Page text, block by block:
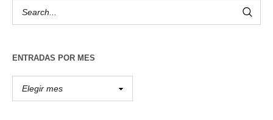
ENTRADAS POR MES